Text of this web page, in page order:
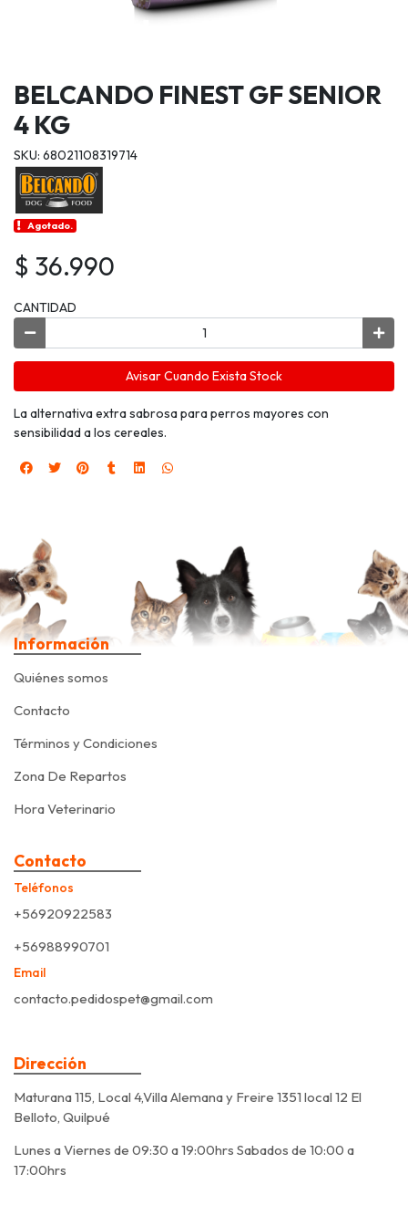
BELCANDO FINEST GF SENIOR
4 KG
SKU: 68021108319714
Agotado.
$ 36.990
CANTIDAD
Avisar Cuando Exista Stock
La alternativa extra sabrosa para perros mayores con
sensibilidad a los cereales.
Información
Quiénes somos
Contacto
Términos y Condiciones
Zona De Repartos
Hora Veterinario
Contacto
Teléfonos
+56920922583
+56988990701
Email
contacto.pedidospet@gmail.com
Dirección
Maturana 115, Local 4,Villa Alemana y Freire 1351 local 12 El
Belloto, Quilpué
Lunes a Viernes de 09:30 a 19:00hrs Sabados de 10:00 a
17:00hrs